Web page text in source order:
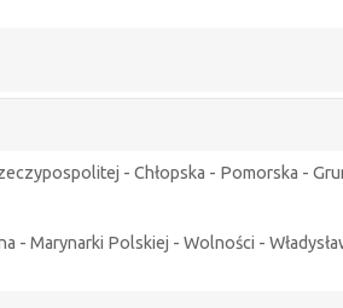
- Chłopska - Pomorska -
Marynarki Polskiej - Wolności -